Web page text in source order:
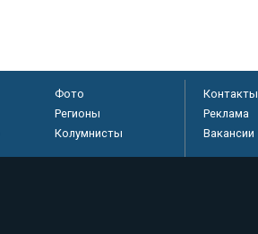
Фото
Регионы
Колумнисты
Контакты
Реклама
Вакансии